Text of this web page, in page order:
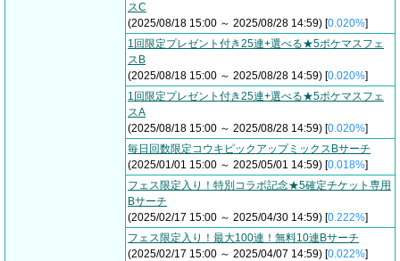
スC
(2025/08/18 15:00 ～ 2025/08/28 14:59) [0.020%]
1回限定プレゼント付き25連+選べる★5ポケマスフェ
スB
(2025/08/18 15:00 ～ 2025/08/28 14:59) [0.020%]
1回限定プレゼント付き25連+選べる★5ポケマスフェ
スA
(2025/08/18 15:00 ～ 2025/08/28 14:59) [0.020%]
毎日回数限定コウキピックアップミックスBサーチ
(2025/01/01 15:00 ～ 2025/05/01 14:59) [0.018%]
フェス限定入り！特別コラボ記念★5確定チケット専用
Bサーチ
(2025/02/17 15:00 ～ 2025/04/30 14:59) [0.222%]
フェス限定入り！最大100連！無料10連Bサーチ
(2025/02/17 15:00 ～ 2025/04/07 14:59) [0.022%]